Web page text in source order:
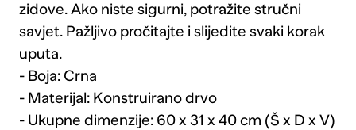
zidove. Ako niste sigurni, potražite stručni
savjet. Pažljivo pročitajte i slijedite svaki korak
uputa.
- Boja: Crna
- Materijal: Konstruirano drvo
- Ukupne dimenzije: 60 x 31 x 40 cm (Š x D x V)